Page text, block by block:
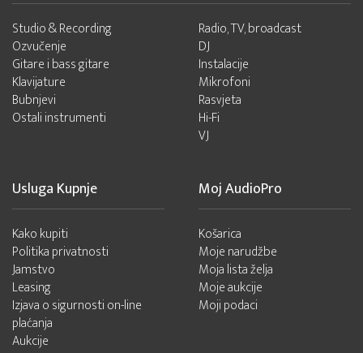
Studio & Recording
Ozvučenje
Gitare i bass gitare
Klavijature
Bubnjevi
Ostali instrumenti
Radio, TV, broadcast
DJ
Instalacije
Mikrofoni
Rasvjeta
Hi-Fi
VJ
Usluga Kupnje
Kako kupiti
Politika privatnosti
Jamstvo
Leasing
Izjava o sigurnosti on-line
plaćanja
Aukcije
Moj AudioPro
Košarica
Moje narudžbe
Moja lista želja
Moje aukcije
Moji podaci